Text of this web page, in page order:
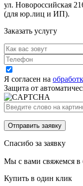
ул. Новороссийская
(для юр.лиц и ИП).
Заказать услугу
Я согласен на
Защита от
Спасибо за заявку
Мы с вами свяжемся в
Купить в один клик